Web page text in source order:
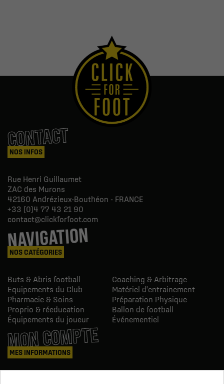
CONTACT
NOS INFOS
Rue Henri Guillaumet
ZAC des Murons
42160 Andrézieux-Bouthéon - FRANCE
+33 (0)4 77 43 21 90
contact@clickforfoot.com
NAVIGATION
NOS CATÉGORIES
Buts & Abris football
Coaching & Arbitrage
Equipements du Club
Matériel d'entrainement
Pharmacie & Soins
Préparation Physique
Proprio & réeducation
Ballon de football
Équipements du joueur
Événementiel
MON COMPTE
MES INFORMATIONS